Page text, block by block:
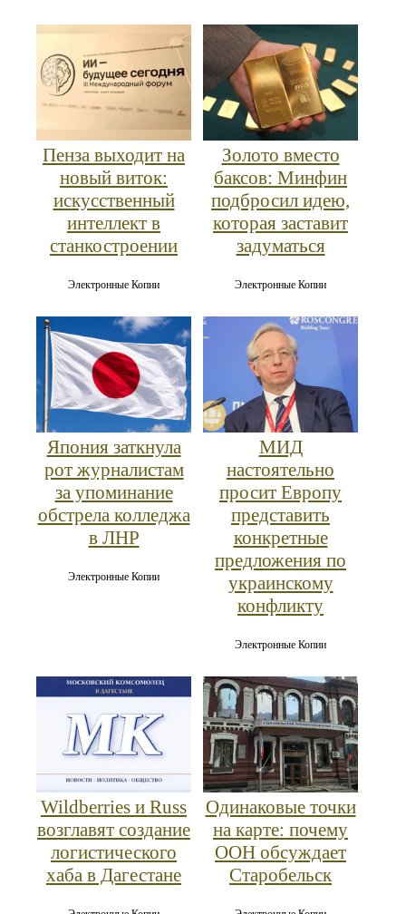
Пенза выходит на
новый виток:
искусственный
интеллект в
станкостроении
Электронные Копии
Золото вместо
баксов: Минфин
подбросил идею,
которая заставит
задуматься
Электронные Копии
Япония заткнула
рот журналистам
за упоминание
обстрела колледжа
в ЛНР
Электронные Копии
МИД
настоятельно
просит Европу
представить
конкретные
предложения по
украинскому
конфликту
Электронные Копии
Wildberries и Russ
возглавят создание
логистического
хаба в Дагестане
Одинаковые точки
на карте: почему
ООН обсуждает
Старобельск